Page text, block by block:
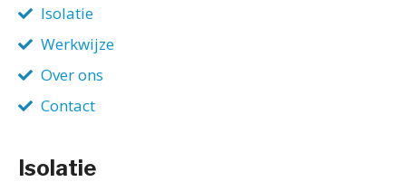
Isolatie
Werkwijze
Over ons
Contact
Isolatie